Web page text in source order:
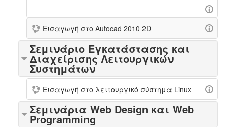
Εισαγωγή στο Autocad 2010 2D
Σεμινάριο Εγκατάστασης και
Διαχείρισης Λειτουργικών
Συστημάτων
Εισαγωγή στο λειτουργικό σύστημα Linux
Σεμινάρια Web Design και Web
Programming